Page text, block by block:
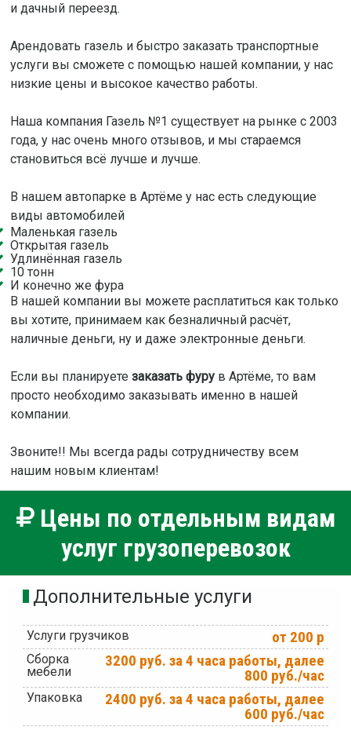
и дачный переезд.
Арендовать газель и быстро заказать транспортные
услуги вы сможете с помощью нашей компании, у нас
низкие цены и высокое качество работы.
Наша компания Газель №1 существует на рынке с 2003
года, у нас очень много отзывов, и мы стараемся
становиться всё лучше и лучше.
В нашем автопарке в Артёме у нас есть следующие
виды автомобилей
Маленькая газель
Открытая газель
Удлинённая газель
10 тонн
И конечно же фура
В нашей компании вы можете расплатиться как только
вы хотите, принимаем как безналичный расчёт,
наличные деньги, ну и даже электронные деньги.
Если вы планируете заказать фурув Артёме, то вам
просто необходимо заказывать именно в нашей
компании.
Звоните!! Мы всегда рады сотрудничеству всем
нашим новым клиентам!
Цены по отдельным видам
услуг грузоперевозок
Дополнительные услуги
Услуги грузчиков от 200 р
Сборка
мебели
3200 руб. за 4 часа работы, далее
800 руб./час
Упаковка
2400 руб. за 4 часа работы, далее
600 руб./час